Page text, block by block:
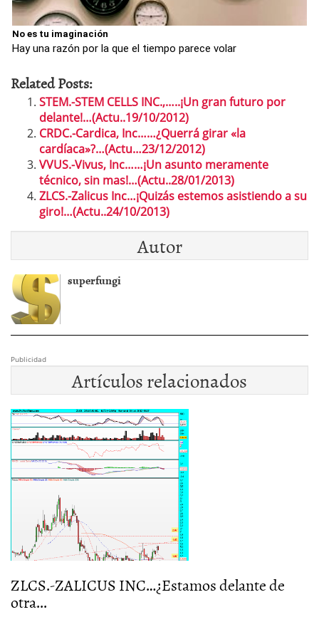
No es tu imaginación
Hay una razón por la que el tiempo parece volar
Related Posts:
STEM.-STEM CELLS INC.,…..¡Un gran futuro por
delante!…(Actu..19/10/2012)
CRDC.-Cardica, Inc……¿Querrá girar «la
cardíaca»?…(Actu…23/12/2012)
VVUS.-Vivus, Inc……¡Un asunto meramente
técnico, sin mas!…(Actu..28/01/2013)
ZLCS.-Zalicus Inc…¡Quizás estemos asistiendo a su
giro!…(Actu..24/10/2013)
Autor
superfungi
Publicidad
Artículos relacionados
ZLCS.-ZALICUS INC…¿Estamos delante de
otra...